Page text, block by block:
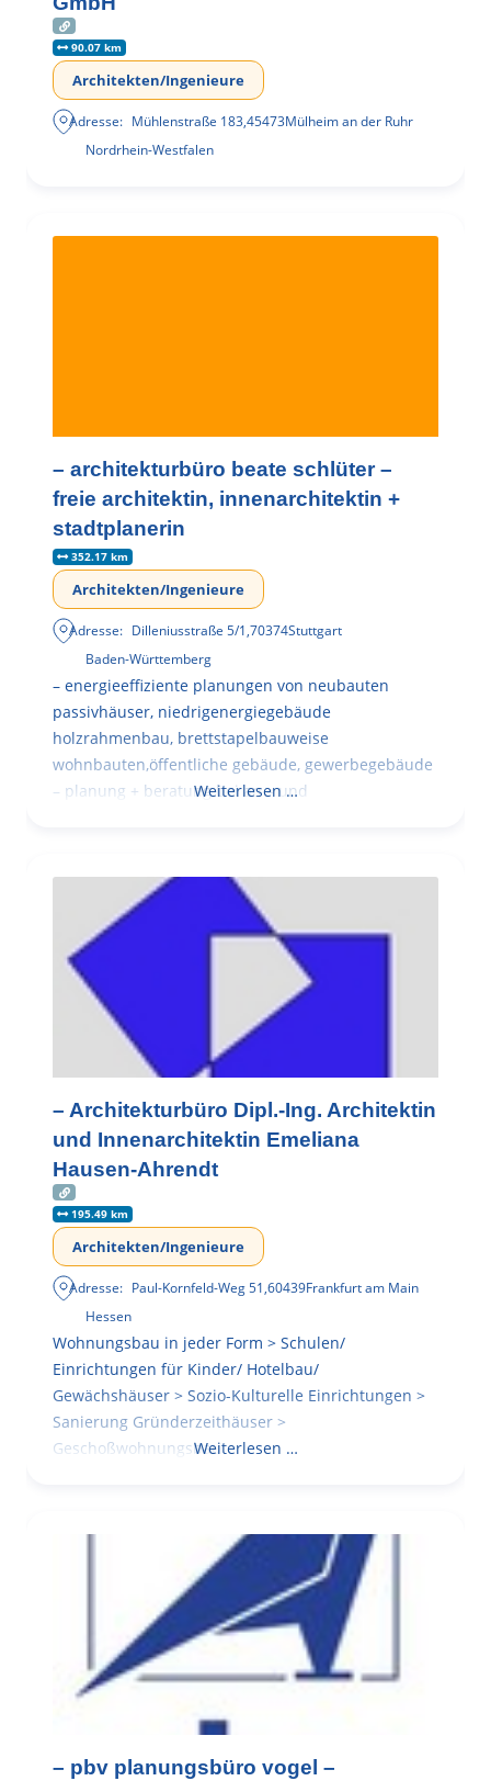
90.07 km
Architekten/Ingenieure
Adresse: Mühlenstraße 183,45473Mülheim an der Ruhr
Nordrhein-Westfalen
– architekturbüro beate schlüter –
freie architektin, innenarchitektin +
stadtplanerin
352.17 km
Architekten/Ingenieure
Adresse: Dilleniusstraße 5/1,70374Stuttgart
Baden-Württemberg
– energieeffiziente planungen von neubauten
passivhäuser, niedrigenergiegebäude
holzrahmenbau, brettstapelbauweise
wohnbauten,öffentliche gebäude, gewerbegebäude
– planung + beratung bei an – und
Weiterlesen …
– Architekturbüro Dipl.-Ing. Architektin
und Innenarchitektin Emeliana
Hausen-Ahrendt
195.49 km
Architekten/Ingenieure
Adresse: Paul-Kornfeld-Weg 51,60439Frankfurt am Main
Hessen
Wohnungsbau in jeder Form > Schulen/
Einrichtungen für Kinder/ Hotelbau/
Gewächshäuser > Sozio-Kulturelle Einrichtungen >
Sanierung Gründerzeithäuser >
GeschoßwohnungsbauWeiterlesen …
– pbv planungsbüro vogel –